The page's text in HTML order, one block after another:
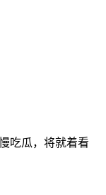
吃瓜，将就着看